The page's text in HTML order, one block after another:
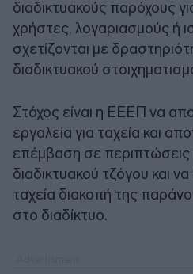
διαδικτυακούς παρόχους
χρήστες, λογαριασμούς ή
σχετίζονται με
διαδικτυακού
Στόχος είναι η ΕΕΕΠ να
εργαλεία για ταχεία και
επέμβαση σε
διαδικτυακού τζόγου και
ταχεία διακοπή της
στο διαδίκτυο.